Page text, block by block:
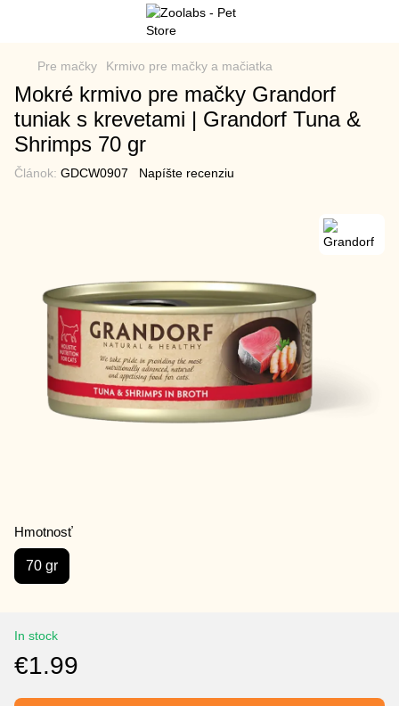
Pre mačky Krmivo pre mačky a mačiatka
Mokré krmivo pre mačky Grandorf
tuniak s krevetami | Grandorf Tuna &
Shrimps 70 gr
Článok: GDCW0907 Napíšte recenziu
Hmotnosť
70 gr
In stock
€1.99